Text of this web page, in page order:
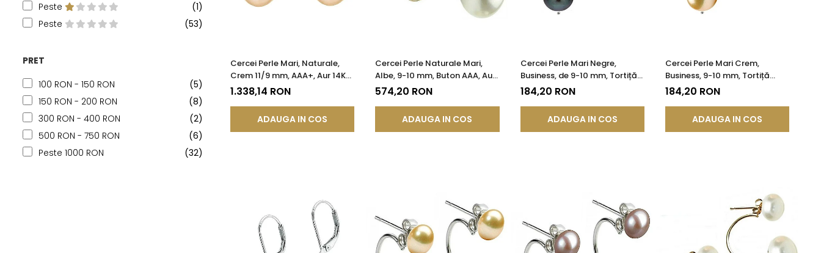
Peste
(1)
Peste
(53)
PRET
100 RON - 150 RON
(5)
150 RON - 200 RON
(8)
300 RON - 400 RON
(2)
500 RON - 750 RON
(6)
Peste 1000 RON
(32)
Cercei Perle Mari, Naturale,
Crem 11/9 mm, AAA+, Aur 14K
(aur 585), Forma Lacrimă |
KASKADDA®
1.338,14 RON
ADAUGA IN COS
Cercei Perle Naturale Mari,
Albe, 9-10 mm, Buton AAA, Aur
14K (aur 585), Tip Șurub |
KASKADDA®
574,20 RON
ADAUGA IN COS
Cercei Perle Mari Negre,
Business, de 9-10 mm, Tortiță
Închisă, Argint 925 |
KASKADDA®
184,20 RON
ADAUGA IN COS
Cercei Perle Mari Crem,
Business, 9-10 mm, Tortiță
Închisă, Argint 925 - Calitate
AA+ | KASKADDA®
184,20 RON
ADAUGA IN COS